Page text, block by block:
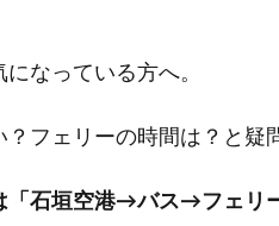
なっている方へ。
フェリーの時間は？と疑
「石垣空港→バス→フェリ